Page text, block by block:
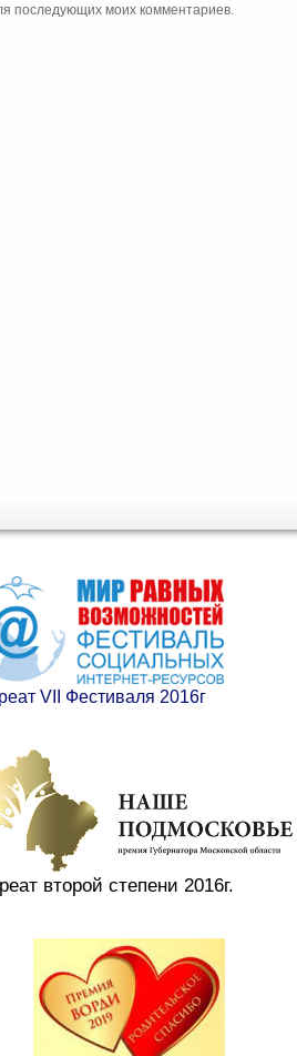
последующих моих комментариев.
VII Фестиваля 2016г
второй степени 2016г.